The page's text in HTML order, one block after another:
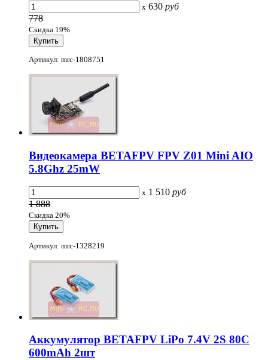
x 630 руб
778
Скидка 19%
Артикул: mrc-1808751
Видеокамера BETAFPV FPV Z01 Mini AIO
5.8Ghz 25mW
x 1 510 руб
1 888
Скидка 20%
Артикул: mrc-1328219
Аккумулятор BETAFPV LiPo 7.4V 2S 80C
600mAh 2шт